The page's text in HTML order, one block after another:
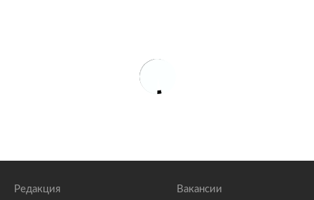
Редакция Вакансии